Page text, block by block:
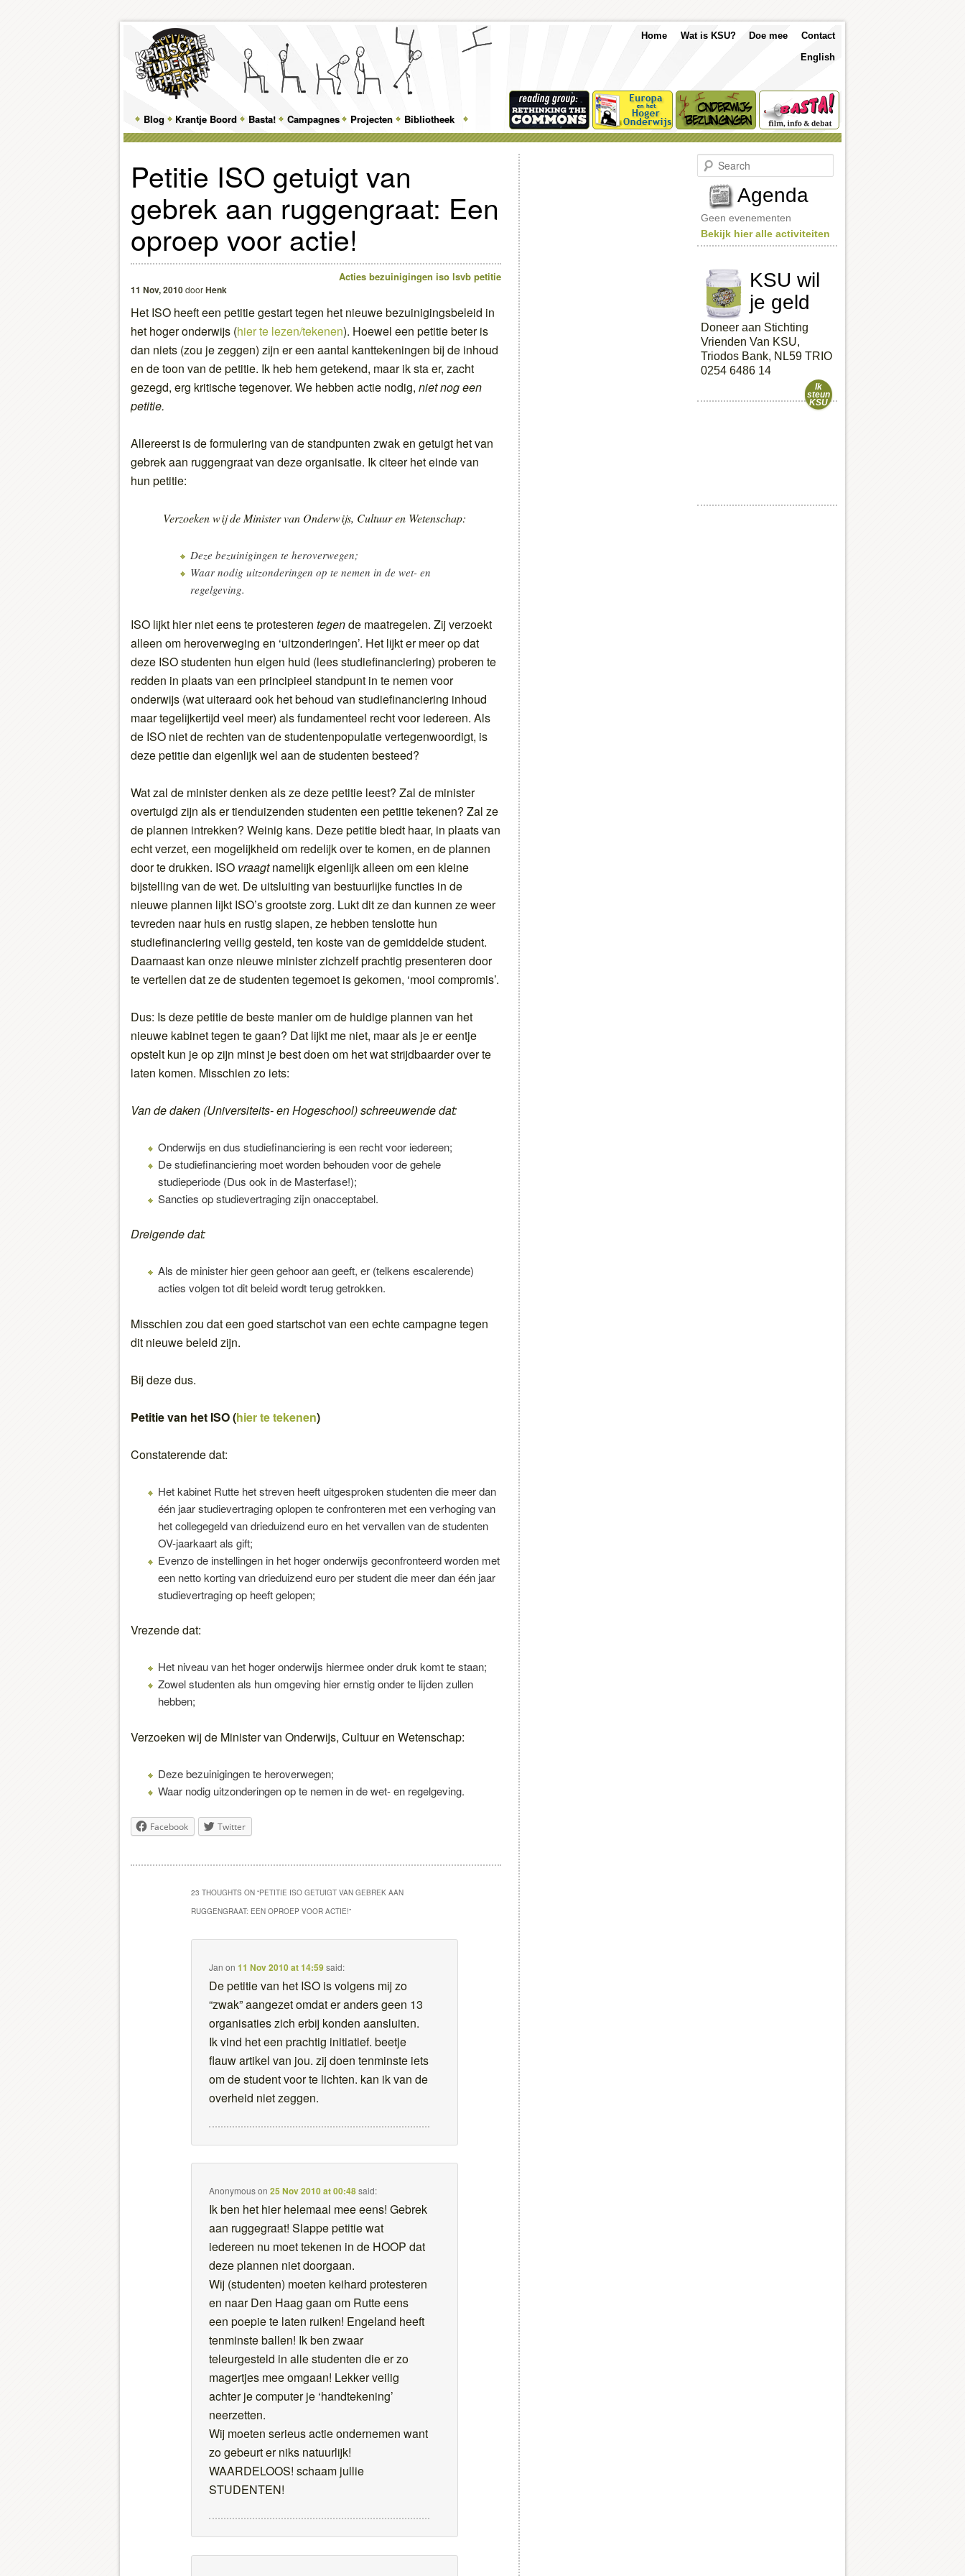
Main
menu
Skip
to
primary
content
Skip
to
secondary
content
Blog Krantje Boord Basta! Campagnes Projecten Bibliotheek
TopSkip
content
Skip
content
Contact
Doe mee
Wat is KSU?
Home
English
Top
Feature
Menu
Skip
to
primary
Skip
to
secondary
Petitie ISO getuigt van
gebrek aan ruggengraat: Een
oproep voor actie!
Acties bezuinigingen iso lsvb petitie
11 Nov, 2010doorHenk
Het ISO heeft een petitie gestart tegen het nieuwe bezuinigingsbeleid in
het hoger onderwijs (hier te lezen/tekenen). Hoewel een petitie beter is
dan niets (zou je zeggen) zijn er een aantal kanttekeningen bij de inhoud
en de toon van de petitie. Ik heb hem getekend, maar ik sta er, zacht
gezegd, erg kritische tegenover. We hebben actie nodig, niet nog een
petitie.
Allereerst is de formulering van de standpunten zwak en getuigt het van
gebrek aan ruggengraat van deze organisatie. Ik citeer het einde van
hun petitie:
Verzoeken wij de Minister van Onderwijs, Cultuur en Wetenschap:
Deze bezuinigingen te heroverwegen;
Waar nodig uitzonderingen op te nemen in de wet- en
regelgeving.
ISO lijkt hier niet eens te protesteren tegende maatregelen. Zij verzoekt
alleen om heroverweging en ‘uitzonderingen’. Het lijkt er meer op dat
deze ISO studenten hun eigen huid (lees studiefinanciering) proberen te
redden in plaats van een principieel standpunt in te nemen voor
onderwijs (wat uiteraard ook het behoud van studiefinanciering inhoud
maar tegelijkertijd veel meer) als fundamenteel recht voor iedereen. Als
de ISO niet de rechten van de studentenpopulatie vertegenwoordigt, is
deze petitie dan eigenlijk wel aan de studenten besteed?
Wat zal de minister denken als ze deze petitie leest? Zal de minister
overtuigd zijn als er tienduizenden studenten een petitie tekenen? Zal ze
de plannen intrekken? Weinig kans. Deze petitie biedt haar, in plaats van
echt verzet, een mogelijkheid om redelijk over te komen, en de plannen
door te drukken. ISO vraagtnamelijk eigenlijk alleen om een kleine
bijstelling van de wet. De uitsluiting van bestuurlijke functies in de
nieuwe plannen lijkt ISO’s grootste zorg. Lukt dit ze dan kunnen ze weer
tevreden naar huis en rustig slapen, ze hebben tenslotte hun
studiefinanciering veilig gesteld, ten koste van de gemiddelde student.
Daarnaast kan onze nieuwe minister zichzelf prachtig presenteren door
te vertellen dat ze de studenten tegemoet is gekomen, ‘mooi compromis’.
Dus: Is deze petitie de beste manier om de huidige plannen van het
nieuwe kabinet tegen te gaan? Dat lijkt me niet, maar als je er eentje
opstelt kun je op zijn minst je best doen om het wat strijdbaarder over te
laten komen. Misschien zo iets:
Van de daken (Universiteits- en Hogeschool) schreeuwende dat:
Onderwijs en dus studiefinanciering is een recht voor iedereen;
De studiefinanciering moet worden behouden voor de gehele
studieperiode (Dus ook in de Masterfase!);
Sancties op studievertraging zijn onacceptabel.
Dreigende dat:
Als de minister hier geen gehoor aan geeft, er (telkens escalerende)
acties volgen tot dit beleid wordt terug getrokken.
Misschien zou dat een goed startschot van een echte campagne tegen
dit nieuwe beleid zijn.
Bij deze dus.
Petitie van het ISO (hier te tekenen)
Constaterende dat:
Het kabinet Rutte het streven heeft uitgesproken studenten die meer dan
één jaar studievertraging oplopen te confronteren met een verhoging van
het collegegeld van drieduizend euro en het vervallen van de studenten
OV-jaarkaart als gift;
Evenzo de instellingen in het hoger onderwijs geconfronteerd worden met
een netto korting van drieduizend euro per student die meer dan één jaar
studievertraging op heeft gelopen;
Vrezende dat:
Het niveau van het hoger onderwijs hiermee onder druk komt te staan;
Zowel studenten als hun omgeving hier ernstig onder te lijden zullen
hebben;
Verzoeken wij de Minister van Onderwijs, Cultuur en Wetenschap:
Deze bezuinigingen te heroverwegen;
Waar nodig uitzonderingen op te nemen in de wet- en regelgeving.
Facebook Twitter
23 THOUGHTS ON “PETITIE ISO GETUIGT VAN GEBREK AAN
RUGGENGRAAT: EEN OPROEP VOOR ACTIE!”
Jan on11 Nov 2010 at 14:59said:
De petitie van het ISO is volgens mij zo
“zwak” aangezet omdat er anders geen 13
organisaties zich erbij konden aansluiten.
Ik vind het een prachtig initiatief. beetje
flauw artikel van jou. zij doen tenminste iets
om de student voor te lichten. kan ik van de
overheid niet zeggen.
Anonymouson25 Nov 2010 at 00:48said:
Ik ben het hier helemaal mee eens! Gebrek
aan ruggegraat! Slappe petitie wat
iedereen nu moet tekenen in de HOOP dat
deze plannen niet doorgaan.
Wij (studenten) moeten keihard protesteren
en naar Den Haag gaan om Rutte eens
een poepie te laten ruiken! Engeland heeft
tenminste ballen! Ik ben zwaar
teleurgesteld in alle studenten die er zo
magertjes mee omgaan! Lekker veilig
achter je computer je ‘handtekening’
neerzetten.
Wij moeten serieus actie ondernemen want
zo gebeurt er niks natuurlijk!
WAARDELOOS! schaam jullie
STUDENTEN!
e
c
h
Agenda
Geen evenementen
Bekijk hier alle activiteiten
KSU wil
je geld
Doneer aan Stichting
Vrienden Van KSU,
Triodos Bank, NL59 TRIO
0254 6486 14
Ik
steun
KSU